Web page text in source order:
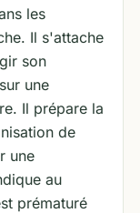
les
Il s'attache
son
une
Il prépare la
de
une
au
prématuré